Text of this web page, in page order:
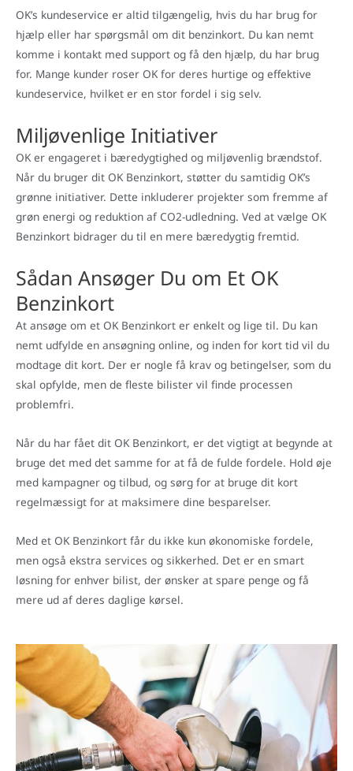
OK’s kundeservice er altid tilgængelig, hvis du har brug for
hjælp eller har spørgsmål om dit benzinkort. Du kan nemt
komme i kontakt med support og få den hjælp, du har brug
for. Mange kunder roser OK for deres hurtige og effektive
kundeservice, hvilket er en stor fordel i sig selv.
Miljøvenlige Initiativer
OK er engageret i bæredygtighed og miljøvenlig brændstof.
Når du bruger dit OK Benzinkort, støtter du samtidig OK’s
grønne initiativer. Dette inkluderer projekter som fremme af
grøn energi og reduktion af CO2-udledning. Ved at vælge OK
Benzinkort bidrager du til en mere bæredygtig fremtid.
Sådan Ansøger Du om Et OK
Benzinkort
At ansøge om et OK Benzinkort er enkelt og lige til. Du kan
nemt udfylde en ansøgning online, og inden for kort tid vil du
modtage dit kort. Der er nogle få krav og betingelser, som du
skal opfylde, men de fleste bilister vil finde processen
problemfri.
Når du har fået dit OK Benzinkort, er det vigtigt at begynde at
bruge det med det samme for at få de fulde fordele. Hold øje
med kampagner og tilbud, og sørg for at bruge dit kort
regelmæssigt for at maksimere dine besparelser.
Med et OK Benzinkort får du ikke kun økonomiske fordele,
men også ekstra services og sikkerhed. Det er en smart
løsning for enhver bilist, der ønsker at spare penge og få
mere ud af deres daglige kørsel.